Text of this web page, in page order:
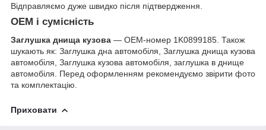
Відправляємо дуже швидко після підтвердження.
OEM і сумісність
Заглушка днища кузова — OEM-номер 1K0899185. Також
шукають як: Заглушка дна автомобіля, Заглушка днища кузова
автомобіля, Заглушка кузова автомобіля, заглушка в днище
автомобіля. Перед оформленням рекомендуємо звірити фото
та комплектацію.
Приховати